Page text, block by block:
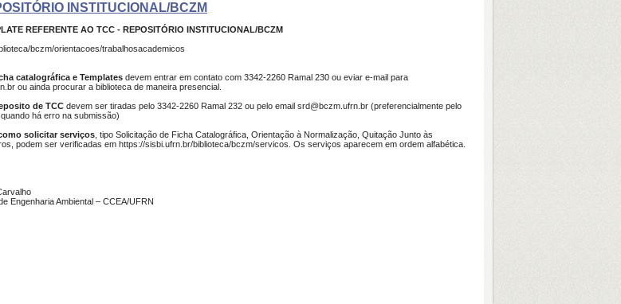
INSTITUCIONAL/BCZM
REFERENTE AO TCC - REPOSITÓRIO INSTITUCIONAL/BCZM
bczm/orientacoes/trabalhosacademicos
catalográfica e Templates devem entrar em contato com 3342-2260 Ramal 230 ou eviar e-mail para
ou ainda procurar a biblioteca de maneira presencial.
de TCC devem ser tiradas pelo 3342-2260 Ramal 232 ou pelo email srd@bczm.ufrn.br (preferencialmente pelo
há erro na submissão)
solicitar serviços , tipo Solicitação de Ficha Catalográfica, Orientação à Normalização, Quitação Junto às
podem ser verificadas em https://sisbi.ufrn.br/biblioteca/bczm/servicos. Os serviços aparecem em ordem alfabética.
Engenharia Ambiental – CCEA/UFRN